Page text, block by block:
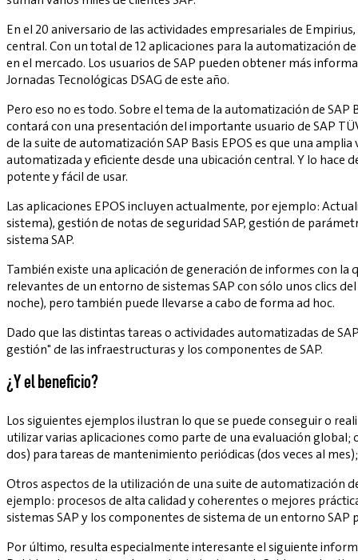
En el 20 aniversario de las actividades empresariales de
central. Con un total de 12 aplicaciones para la automatización
en el mercado. Los usuarios de SAP pueden obtener más
Jornadas Tecnológicas DSAG de este año.
Pero eso no es todo. Sobre el tema de la automatización de
contará con una presentación del importante usuario de SAP
de la suite de automatización SAP Basis EPOS es que una
automatizada y eficiente desde una ubicación central. Y lo
potente y fácil de usar.
Las aplicaciones EPOS incluyen actualmente, por ejemplo:
sistema), gestión de notas de seguridad SAP, gestión de
sistema SAP.
También existe una aplicación de generación de informes con
relevantes de un entorno de sistemas SAP con sólo unos clics
noche), pero también puede llevarse a cabo de forma ad hoc.
Dado que las distintas tareas o actividades automatizadas de
gestión" de las infraestructuras y los componentes de SAP.
¿Y el beneficio?
Los siguientes ejemplos ilustran lo que se puede conseguir o
utilizar varias aplicaciones como parte de una evaluación
dos) para tareas de mantenimiento periódicas (dos veces al
Otros aspectos de la utilización de una suite de automatización
ejemplo: procesos de alta calidad y coherentes o mejores
sistemas SAP y los componentes de sistema de un entorno
Por último, resulta especialmente interesante el siguiente